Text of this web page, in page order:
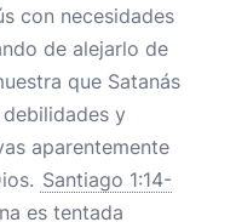
con necesidades
de alejarlo de
que Satanás
y
aparentemente
Santiago 1:14-
es tentada